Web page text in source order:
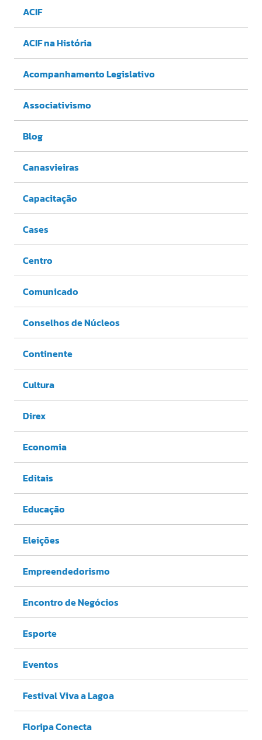
ACIF
ACIF na História
Acompanhamento Legislativo
Associativismo
Blog
Canasvieiras
Capacitação
Cases
Centro
Comunicado
Conselhos de Núcleos
Continente
Cultura
Direx
Economia
Editais
Educação
Eleições
Empreendedorismo
Encontro de Negócios
Esporte
Eventos
Festival Viva a Lagoa
Floripa Conecta